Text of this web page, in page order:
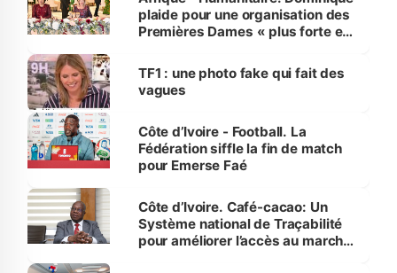
plaide pour une organisation des
Premières Dames « plus forte et
sur la scène internationale »
TF1 : une photo fake qui fait des
vagues
Côte d’Ivoire - Football. La
Fédération siffle la fin de match
pour Emerse Faé
Côte d’Ivoire. Café-cacao: Un
Système national de Traçabilité
pour améliorer l’accès au marché